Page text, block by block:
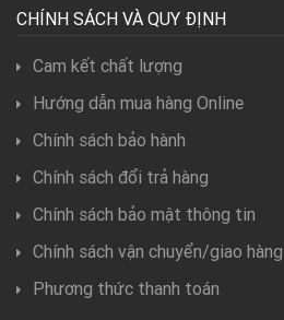
CHÍNH SÁCH VÀ QUY ĐỊNH
Cam kết chất lượng
Hướng dẫn mua hàng Online
Chính sách bảo hành
Chính sách đổi trả hàng
Chính sách bảo mật thông tin
Chính sách vận chuyển/giao hàng
Phương thức thanh toán